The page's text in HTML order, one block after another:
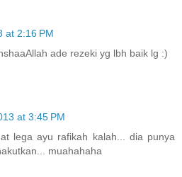
at 2:16 PM
ade rezeki yg lbh baik lg :)
at 3:45 PM
lega ayu rafikah kalah... dia punya
muahahaha